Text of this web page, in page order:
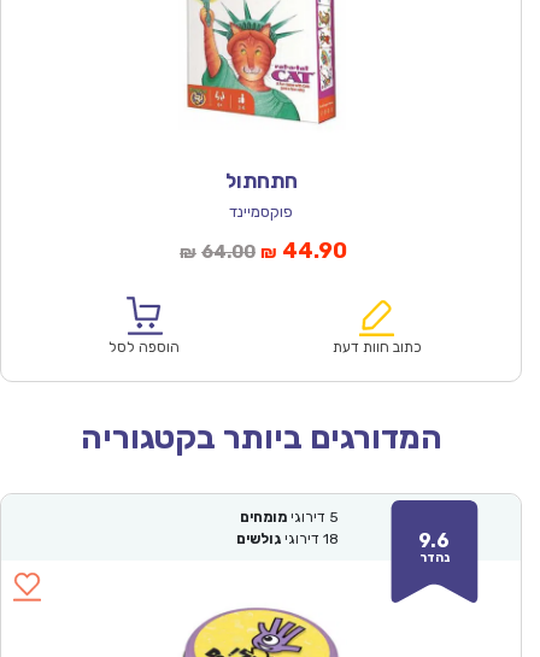
חתחתול
פוקסמיינד
₪ 64.00המחיר
₪64.00.
₪ 44.90המחיר
הוא:
כתוב חוות דעת הוספה לסל
המדורגים ביותר בקטגוריה
9.6
נהדר
5 דירוגי מומחים
18 דירוגי גולשים